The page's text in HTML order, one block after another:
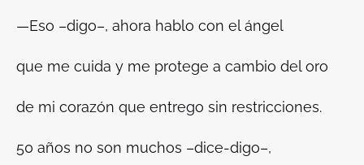
—Eso –digo–, ahora hablo con el ángel
que me cuida y me protege a cambio del oro
de mi corazón que entrego sin restricciones.
50 años no son muchos –dice-digo–,